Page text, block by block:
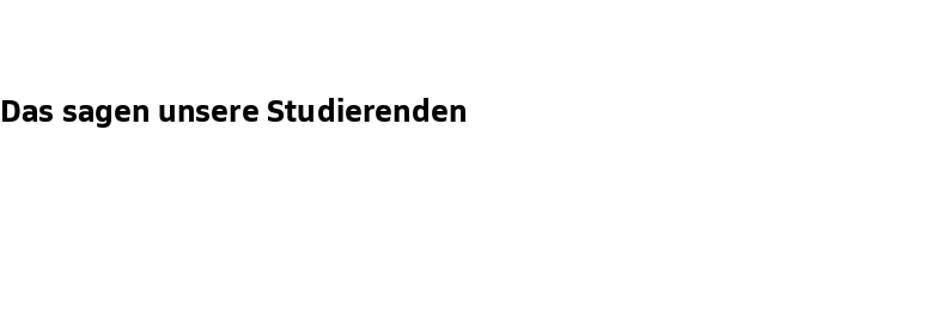
Das sagen unsere Studierenden